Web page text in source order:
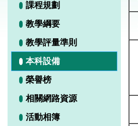
課程規劃
教學綱要
教學評量準則
本科設備
榮譽榜
相關網路資源
活動相簿